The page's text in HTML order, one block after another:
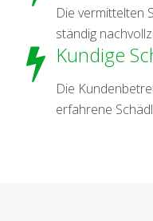
Die vermittelten
ständig
Kundige
Die
erfahrene